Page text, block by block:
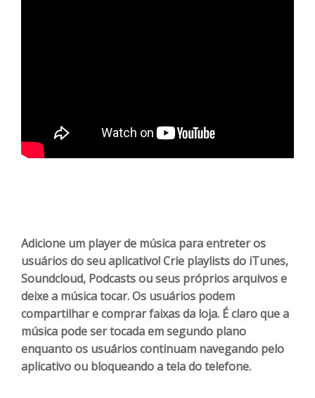
Adicione um player de música para entreter os
usuários do seu aplicativo! Crie playlists do iTunes,
Soundcloud, Podcasts ou seus próprios arquivos e
deixe a música tocar. Os usuários podem
compartilhar e comprar faixas da loja. É claro que a
música pode ser tocada em segundo plano
enquanto os usuários continuam navegando pelo
aplicativo ou bloqueando a tela do telefone.